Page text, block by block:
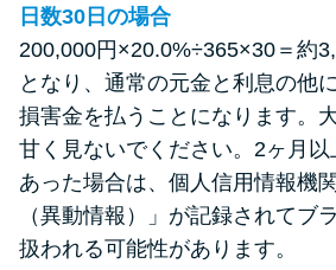
日数30日の場合
200,000円×20.0%÷365×30＝約
となり、通常の元金と利息の他
損害金を払うことになります。
甘く見ないでください。2ヶ月
あった場合は、個人信用情報機
（異動情報）」が記録されてブ
扱われる可能性があります。